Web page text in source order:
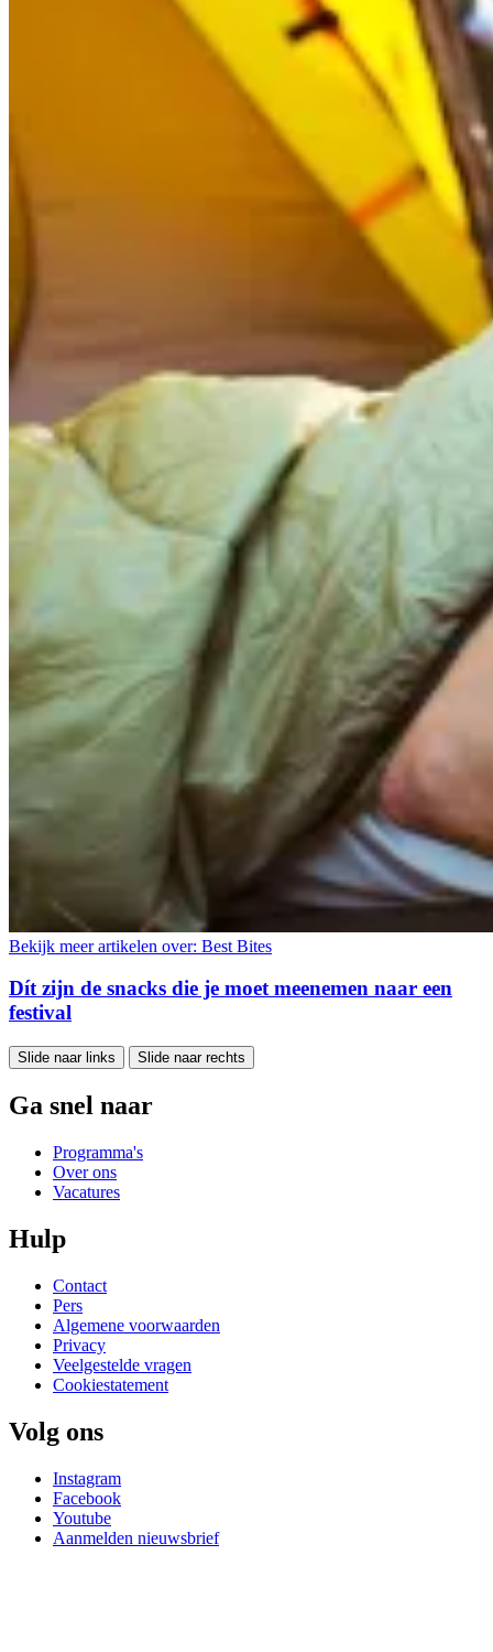
Bekijk meer artikelen over: Best Bites
Dít zijn de snacks die je moet meenemen naar een
festival
Slide naar links Slide naar rechts
Ga snel naar
Programma's
Over ons
Vacatures
Hulp
Contact
Pers
Algemene voorwaarden
Privacy
Veelgestelde vragen
Cookiestatement
Volg ons
Instagram
Facebook
Youtube
Aanmelden nieuwsbrief